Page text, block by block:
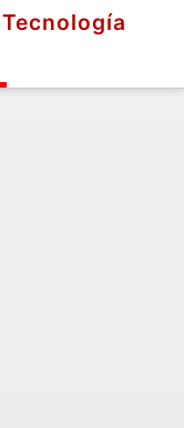
Tecnología